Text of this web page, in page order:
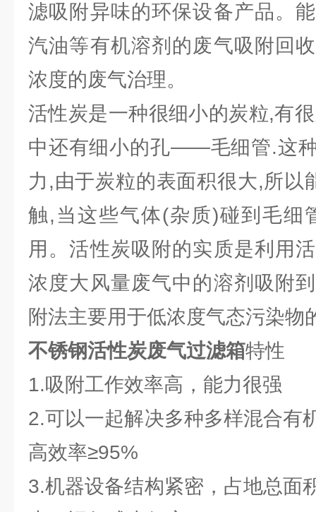
滤吸附异味的环保设备产品。
汽油等有机溶剂的废气吸附回
浓度的废气治理。
活性炭是一种很细小的炭粒,有
中还有细小的孔——毛细管.这
力,由于炭粒的表面积很大,所以
触,当这些气体(杂质)碰到毛细
用。活性炭吸附的实质是利用
浓度大风量废气中的溶剂吸附
附法主要用于低浓度气态污染物
不锈钢活性炭废气过滤箱特性
1.吸附工作效率高，能力很强
2.可以一起解决多种多样混合有
高效率≥95%
3.机器设备结构紧密，占地总面